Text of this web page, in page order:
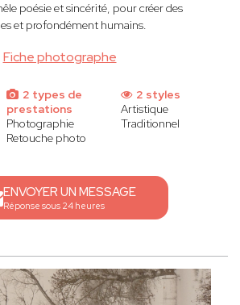
Fiche photographe
poésie et sincérité, pour créer des
et profondément humains.
2 types de
prestations
Photographie
Retouche photo
2 styles
Artistique
Traditionnel
ENVOYER UN MESSAGE
Réponse sous 24 heures